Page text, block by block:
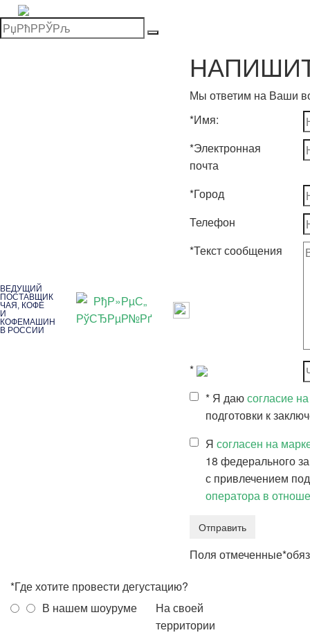
ВЕДУЩИЙ
ПОСТАВЩИК
ЧАЯ, КОФЕ
И
КОФЕМАШИН
В РОССИИ
Мы ответим на Ваши
*Имя:
*Электронная
почта
*Город
Телефон
*Текст сообщения
*
* Я даюсогласие
подготовки к
Я согласен на
18 федерального
с привлечением
оператора в
Отправить
Поля отмеченные*
Главная >
>
*Название компании
Являетесь ли Вы нашим клиентом?
Какую продукцию Вы хотели продегустировать?
*Где хотите провести дегустацию?
В нашем шоуруме
На своей
территории